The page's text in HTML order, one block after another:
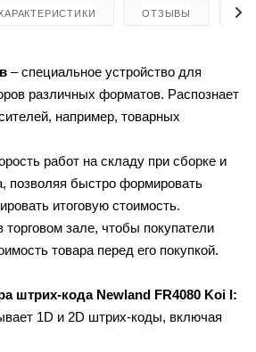
ОТЗЫВЫ
– специальное устройство для
различных форматов. Распознает
например, товарных
работ на складу при сборке и
позволяя быстро формировать
итоговую стоимость.
зале, чтобы покупатели
товара перед его покупкой.
штрих-кода Newland FR4080 Koi I:
1D и 2D штрих-коды, включая